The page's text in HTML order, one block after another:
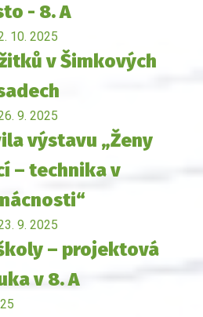
- 8. A
10. 2025
v Šimkových
9. 2025
výstavu „Ženy
– technika v
9. 2025
– projektová
v 8. A